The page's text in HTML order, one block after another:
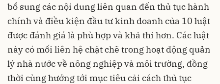
bổ sung các nội dung liên quan đến thủ tục hành
chính và điều kiện đầu tư kinh doanh của 10 luật
được đánh giá là phù hợp và khả thi hơn. Các luật
này có mối liên hệ chặt chẽ trong hoạt động quản
lý nhà nước về nông nghiệp và môi trường, đồng
thời cùng hướng tới mục tiêu cải cách thủ tục